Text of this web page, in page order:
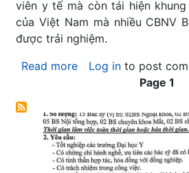
viên y tế mà còn tái hiện
của Việt Nam mà nhiều CBNV
được trải nghiệm.
Read more about
NGÀY
HỘI
“BÁNH
CHƯNG
Log in to post
Page 1